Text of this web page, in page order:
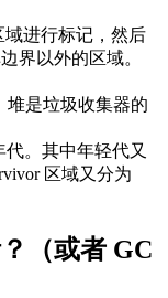
进行标记，然后
界以外的区域。
堆是垃圾收集器的
。其中年轻代又
区域又分为
（或者 GC